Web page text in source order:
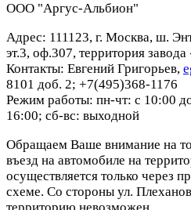
ООО "Аргус-Альбион"
Адрес: 111123, г. Москва, ш.
эт.3, оф.307, территория
Контакты: Евгений Григорьев,
8101 доб. 2; +7(495)368-1176
Режим работы: пн-чт: с 10:00
16:00; сб-вс: выходной
Обращаем Ваше внимание на
въезд на автомобиле на
осуществляется только через
схеме. Со стороны ул.